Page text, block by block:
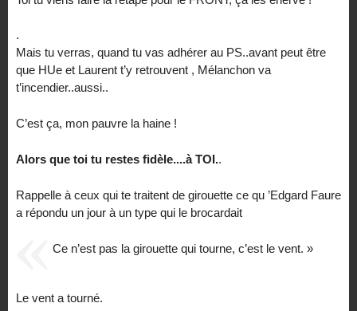
.
Mais tu verras, quand tu vas adhérer au PS..avant peut être
que HUe et Laurent t’y retrouvent , Mélanchon va
t’incendier..aussi..
C’est ça, mon pauvre la haine !
Alors que toi tu restes fidèle....à TOI..
Rappelle à ceux qui te traitent de girouette ce qu ’Edgard Faure
a répondu un jour à un type qui le brocardait
Ce n’est pas la girouette qui tourne, c’est le vent. »
Le vent a tourné.